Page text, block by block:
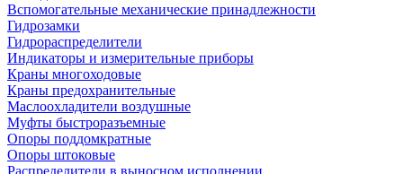
Вспомогательные механические принадлежности
Гидрозамки
Гидрораспределители
Индикаторы и измерительные приборы
Краны многоходовые
Краны предохранительные
Маслоохладители воздушные
Муфты быстроразъемные
Опоры поддомкратные
Опоры штоковые
Распределители в выносном исполнении